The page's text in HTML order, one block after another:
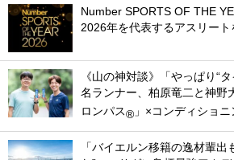
Number SPORTS OF THE
2026年を代表するアスリート
《山の神対談》「やっぱり“
名ランナー、柏原竜二と神野
ロンパス® 」×コンディショ
「バイエルン移籍の逸材輩出